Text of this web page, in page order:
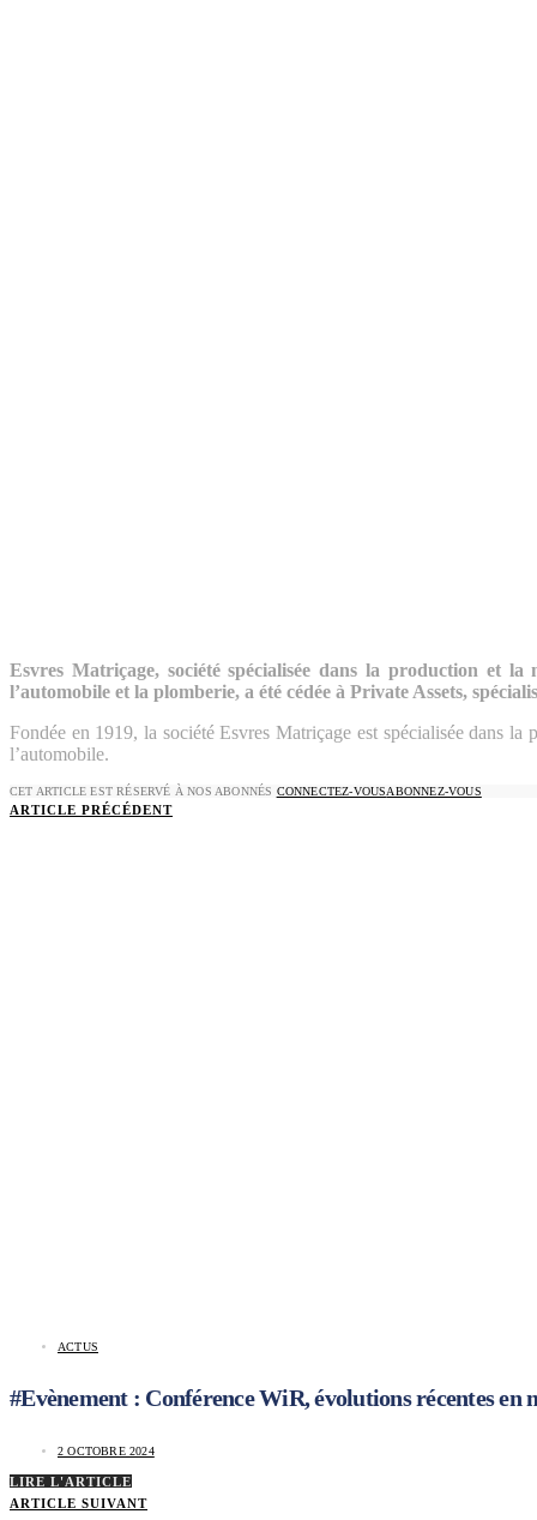
Esvres Matriçage, société spécialisée dans la production et
l’automobile et la plomberie, a été cédée à Private Assets,
Fondée en 1919, la société Esvres Matriçage est spécialisée dans
l’automobile.
CET ARTICLE EST RÉSERVÉ À NOS ABONNÉS CONNECTEZ-VOUSABONNEZ-VOUS
ARTICLE PRÉCÉDENT
ACTUS
#Evènement : Conférence WiR, évolutions récentes
2 OCTOBRE 2024
LIRE L'ARTICLE
ARTICLE SUIVANT